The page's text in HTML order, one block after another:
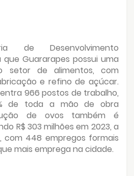
de Desenvolvimento
Guararapes possui uma
setor de alimentos, com
e refino de açúcar.
966 postos de trabalho,
de toda a mão de obra
de ovos também é
R$ 303 milhões em 2023, a
com 448 empregos formais
mais emprega na cidade.